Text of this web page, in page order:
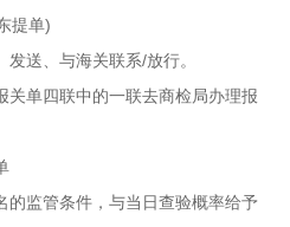
提单)
送、与海关联系/放行。
关单四联中的一联去商检局办理报
的监管条件，与当日查验概率给予